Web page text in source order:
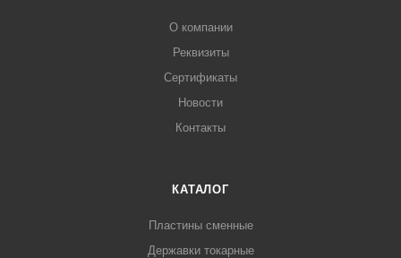
О компании
Реквизиты
Сертификаты
Новости
Контакты
КАТАЛОГ
Пластины сменные
Державки токарные